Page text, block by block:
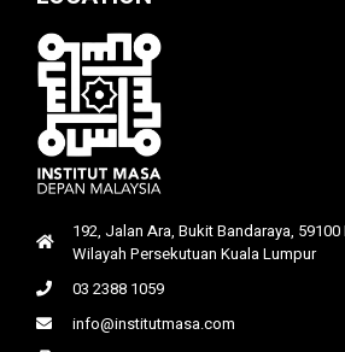
192, Jalan Ara, Bukit Bandaraya,
Wilayah Persekutuan Kuala Lumpur
03 2388 1059
info@institutmasa.com